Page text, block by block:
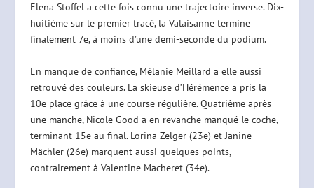
Elena Stoffel a cette fois connu une trajectoire inverse. Dix-
huitième sur le premier tracé, la Valaisanne termine
finalement 7e, à moins d’une demi-seconde du podium.
En manque de confiance, Mélanie Meillard a elle aussi
retrouvé des couleurs. La skieuse d’Hérémence a pris la
10e place grâce à une course régulière. Quatrième après
une manche, Nicole Good a en revanche manqué le coche,
terminant 15e au final. Lorina Zelger (23e) et Janine
Mächler (26e) marquent aussi quelques points,
contrairement à Valentine Macheret (34e).